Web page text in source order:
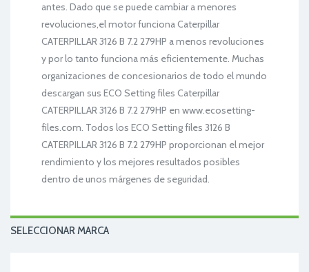
antes. Dado que se puede cambiar a menores
revoluciones,el motor funciona Caterpillar
CATERPILLAR 3126 B 7.2 279HP a menos revoluciones
y por lo tanto funciona más eficientemente. Muchas
organizaciones de concesionarios de todo el mundo
descargan sus ECO Setting files Caterpillar
CATERPILLAR 3126 B 7.2 279HP en www.ecosetting-
files.com. Todos los ECO Setting files 3126 B
CATERPILLAR 3126 B 7.2 279HP proporcionan el mejor
rendimiento y los mejores resultados posibles
dentro de unos márgenes de seguridad.
SELECCIONAR MARCA